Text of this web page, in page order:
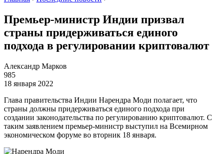
Премьер-министр Индии призвал
страны придерживаться единого
подхода в регулировании криптовалют
Александр Марков
985
18 января 2022
Глава правительства Индии Нарендра Моди полагает, что
страны должны придерживаться единого подхода при
создании законодательства по регулированию криптовалют. С
таким заявлением премьер-министр выступил на Всемирном
экономическом форуме во вторник 18 января.